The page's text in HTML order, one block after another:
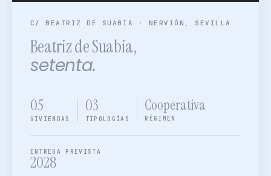
C/ BEATRIZ DE SUABIA · NERVIÓN, SEVILLA
Beatriz de Suabia,
setenta.
05
VIVIENDAS
03
TIPOLOGÍAS
Cooperativa
RÉGIMEN
ENTREGA PREVISTA
2028